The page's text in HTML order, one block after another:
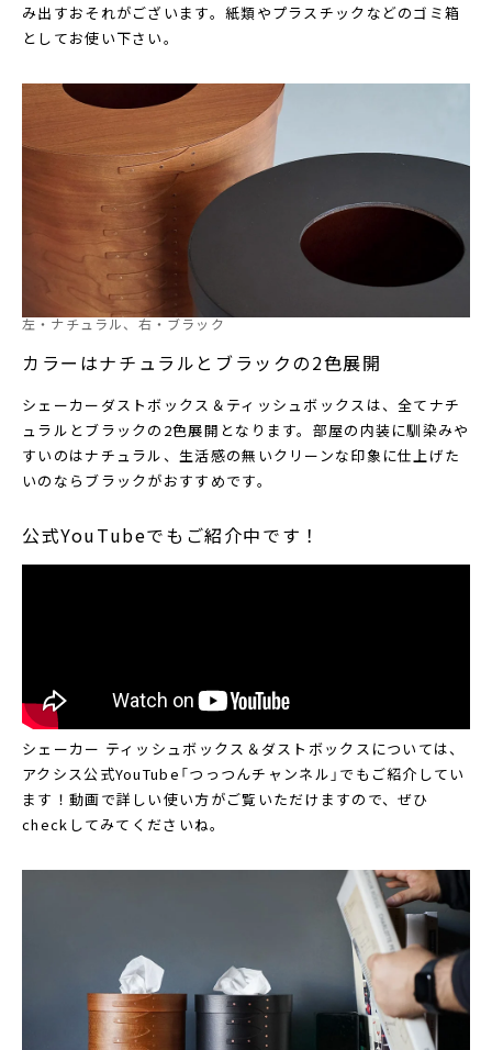
み出すおそれがございます。紙類やプラスチックなどのゴミ箱
としてお使い下さい。
左・ナチュラル、右・ブラック
カラーはナチュラルとブラックの2色展開
シェーカーダストボックス＆ティッシュボックスは、全てナチ
ュラルとブラックの2色展開となります。部屋の内装に馴染みや
すいのはナチュラル、生活感の無いクリーンな印象に仕上げた
いのならブラックがおすすめです。
公式YouTubeでもご紹介中です！
シェーカー ティッシュボックス＆ダストボックスについては、
アクシス公式YouTube「つっつんチャンネル」でもご紹介してい
ます！動画で詳しい使い方がご覧いただけますので、ぜひ
checkしてみてくださいね。